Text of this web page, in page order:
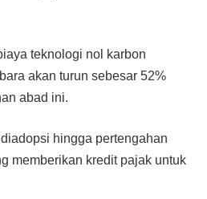
teknologi nol karbon
akan turun sebesar 52%
abad ini.
hingga pertengahan
memberikan kredit pajak untuk